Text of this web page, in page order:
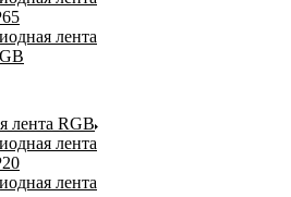
лента
лента RGB
лента
лента